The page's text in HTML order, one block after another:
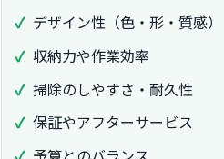
デザイン性（色・形・質感）
収納力や作業効率
掃除のしやすさ・耐久性
保証やアフターサービス